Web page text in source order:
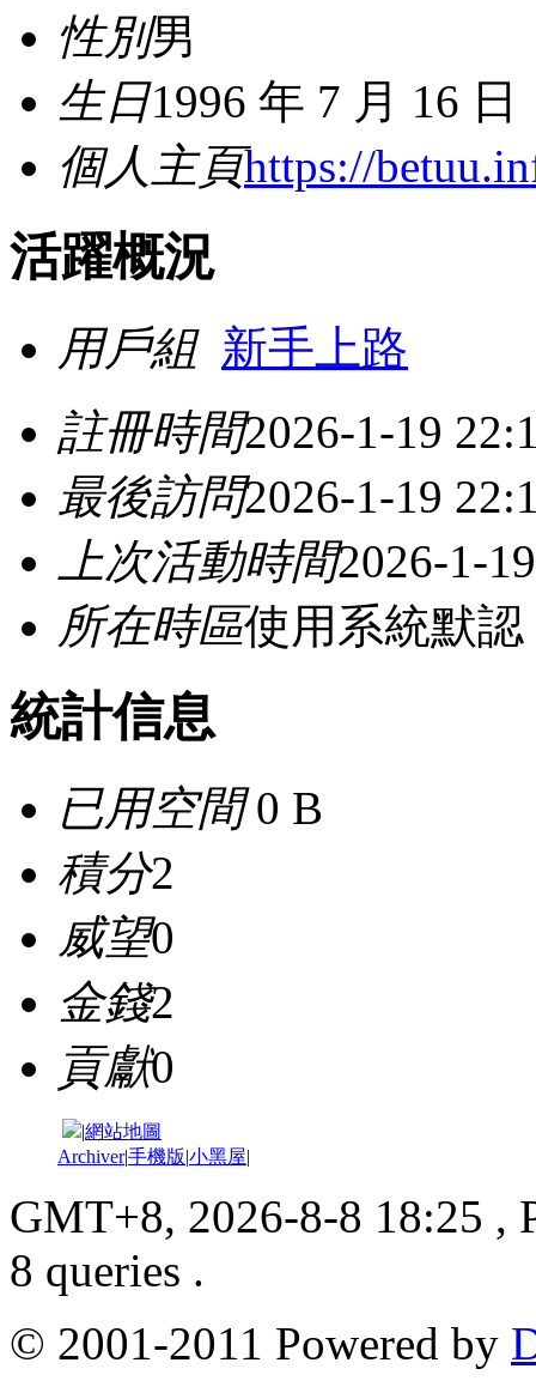
性別男
生日1996 年 7 月 16 日
個人主頁https://
活躍概況
用戶組 新手上路
註冊時間2026-1-19
最後訪問2026-1-19
上次活動時間2026-1-
所在時區使用系統默認
統計信息
已用空間0 B
積分2
威望0
金錢2
貢獻0
|網站地圖
Archiver|手機版|小黑屋|
GMT+8, 2026-8-8 18:25 ,
8 queries .
© 2001-2011 Powered by